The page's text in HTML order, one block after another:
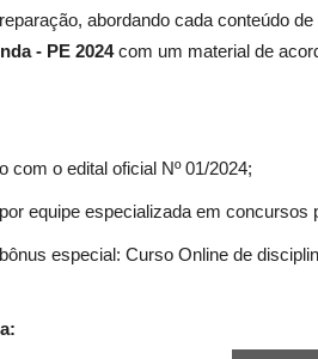
abordando cada conteúdo
- PE 2024com um material de
com o edital oficial Nº 01/2024;
equipe especializada em concursos
especial: Curso Online de